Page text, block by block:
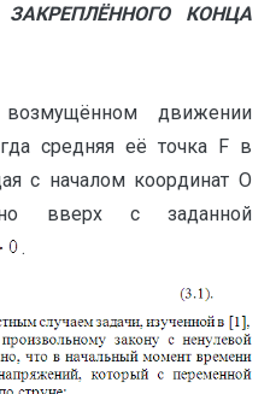
КОНЦА
движении
средняя её точка F в
с началом координат O
вверх с заданной
.